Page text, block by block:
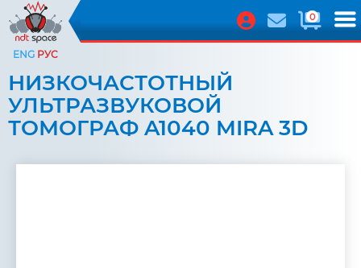
ENG РУС
0
НИЗКОЧАСТОТНЫЙ
УЛЬТРАЗВУКОВОЙ
ТОМОГРАФ A1040 MIRA 3D